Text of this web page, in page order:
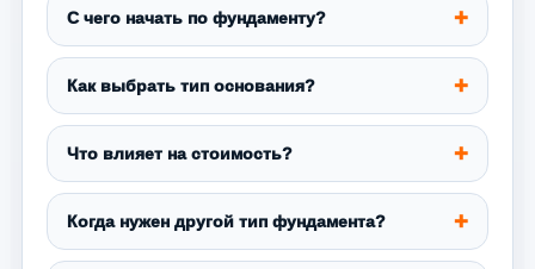
С чего начать по фундаменту?
Как выбрать тип основания?
Что влияет на стоимость?
Когда нужен другой тип фундамента?